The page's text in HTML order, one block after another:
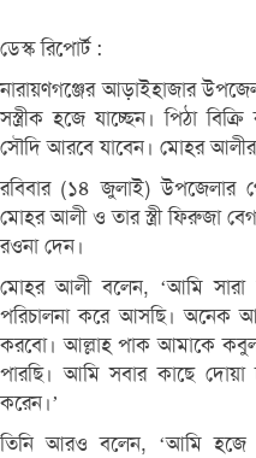
ডেস্ক রিপোর্ট :
নারায়ণগঞ্জের আড়াইহাজার
সস্ত্রীক হজে যাচ্ছেন। পিঠা
সৌদি আরবে যাবেন। মোহর আলীর
রবিবার (১৪ জুলাই) উপজেলার
মোহর আলী ও তার স্ত্রী ফিরুজা
রওনা দেন।
মোহর আলী বলেন, ‘আমি সারা
পরিচালনা করে আসছি। অনেক
করবো। আল্লাহ পাক আমাকে
পারছি। আমি সবার কাছে
করেন।’
তিনি আরও বলেন, ‘আমি হজে